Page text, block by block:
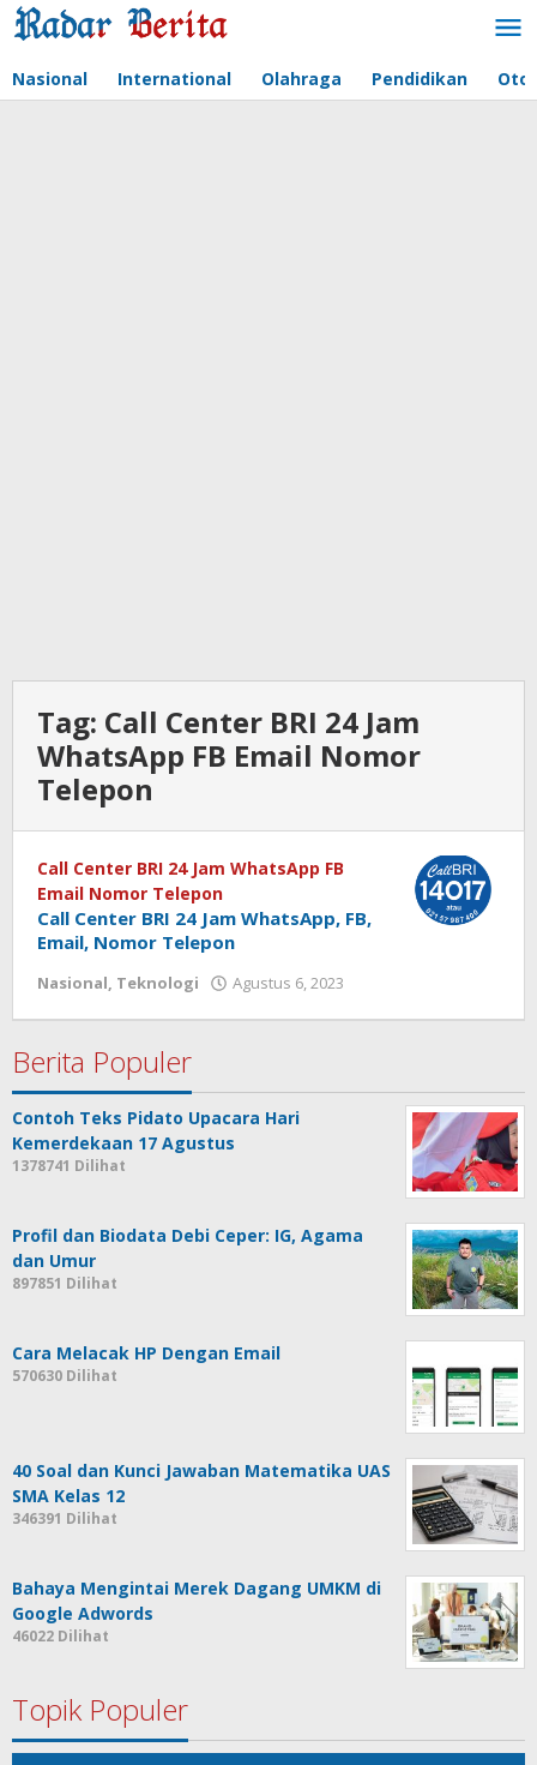
Lewati
ke
Nasional International Olahraga Pendidikan
Tag: Call Center BRI 24 Jam
WhatsApp FB Email Nomor
Telepon
Call Center BRI 24 Jam WhatsApp FB
Email Nomor Telepon
Call Center BRI 24 Jam WhatsApp, FB,
Email, Nomor Telepon
Nasional, Teknologi Agustus 6, 2023
Berita Populer
Contoh Teks Pidato Upacara Hari
Kemerdekaan 17 Agustus
1378741 Dilihat
Profil dan Biodata Debi Ceper: IG, Agama
dan Umur
897851 Dilihat
Cara Melacak HP Dengan Email
570630 Dilihat
40 Soal dan Kunci Jawaban Matematika UAS
SMA Kelas 12
346391 Dilihat
Bahaya Mengintai Merek Dagang UMKM di
Google Adwords
46022 Dilihat
Topik Populer